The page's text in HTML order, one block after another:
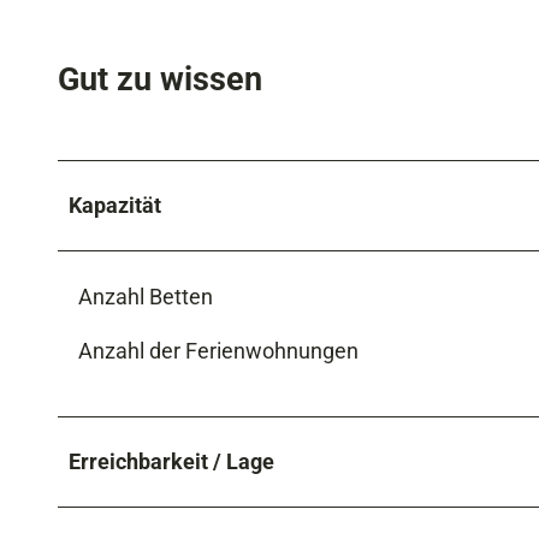
Gut zu wissen
Kapazität
Anzahl Betten
Anzahl der Ferienwohnungen
Erreichbarkeit / Lage